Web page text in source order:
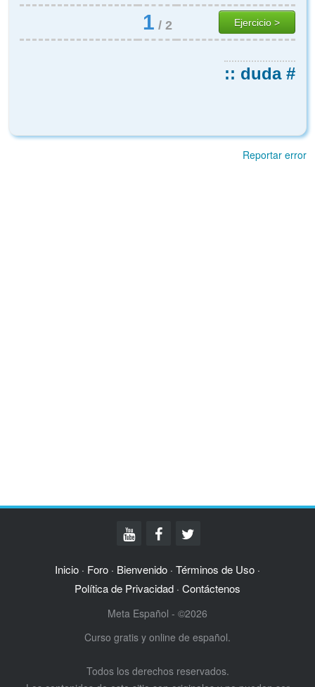
1 / 2 Ejercicio >
:: duda #
Reportar error
Inicio · Foro · Bienvenido · Términos de Uso ·
Política de Privacidad · Contáctenos
Meta Español - ©2026
Curso gratis y online de español.
Todos los derechos reservados.